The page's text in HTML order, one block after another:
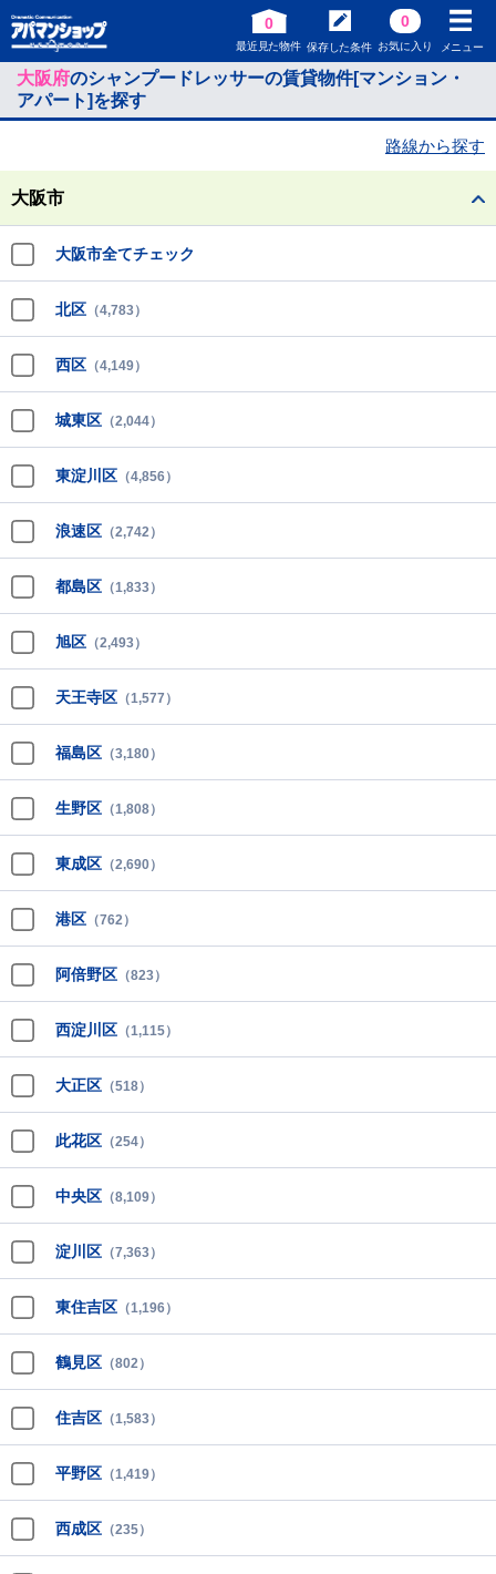
0
最近見た物件 保存した条件
0
お気に入り メニュー
大阪府のシャンプードレッサーの賃貸物件[マンション・
アパート]を探す
路線から探す
大阪市
大阪市全てチェック
北区 （4,783）
西区 （4,149）
城東区 （2,044）
東淀川区 （4,856）
浪速区 （2,742）
都島区 （1,833）
旭区 （2,493）
天王寺区 （1,577）
福島区 （3,180）
生野区 （1,808）
東成区 （2,690）
港区 （762）
阿倍野区 （823）
西淀川区 （1,115）
大正区 （518）
此花区 （254）
中央区 （8,109）
淀川区 （7,363）
東住吉区 （1,196）
鶴見区 （802）
住吉区 （1,583）
平野区 （1,419）
西成区 （235）